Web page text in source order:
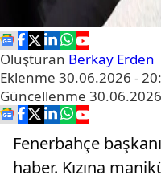
Oluşturan Berkay Erden
Eklenme 30.06.2026 -
Güncellenme
Fenerbahçe başkanı
haber. Kızına